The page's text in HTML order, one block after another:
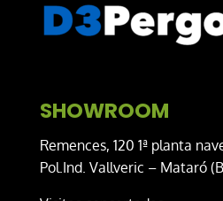
SHOWROOM
Remences, 120 1ª planta
Pol.Ind. Vallveric – Mataró